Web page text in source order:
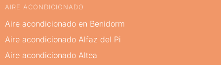
AIRE ACONDICIONADO
Aire acondicionado en Benidorm
Aire acondicionado Alfaz del Pi
Aire acondicionado Altea